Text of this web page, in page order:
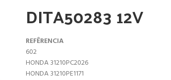
DITA50283 12V
REFÊRENCIA
602
HONDA 31210PC2026
HONDA 31210PE1171